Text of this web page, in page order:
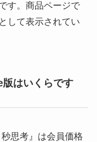
す。商品ページで
して表示されてい
版はいくらです
思考』は会員価格